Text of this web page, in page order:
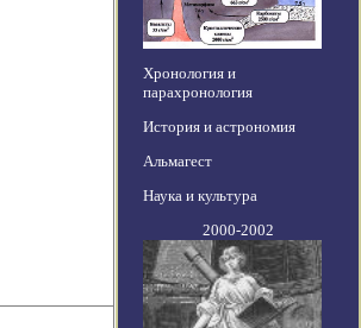
Хронология и
парахронология
История и астрономия
Альмагест
Наука и культура
2000-2002